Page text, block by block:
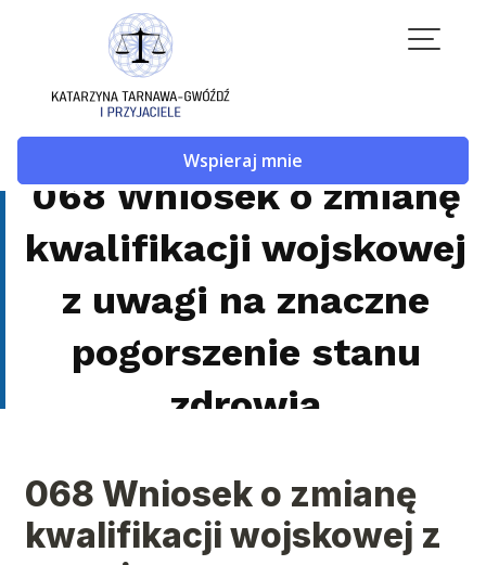
Wspieraj mnie
068 Wniosek o zmianę
kwalifikacji wojskowej
z uwagi na znaczne
pogorszenie stanu
zdrowia